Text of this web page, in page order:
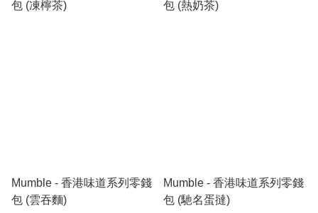
包 (凍檸茶)
包 (熱奶茶)
Mumble - 香港味道系列零錢
包 (雲吞麵)
Mumble - 香港味道系列零錢
包 (馳名蛋撻)